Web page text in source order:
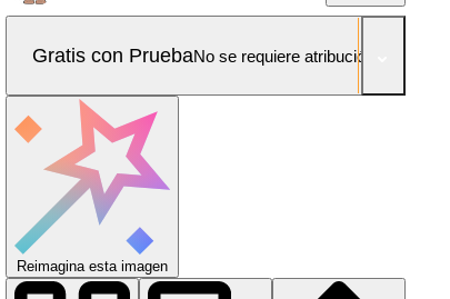
Gratis con PruebaNo se requiere atribución!
Reimagina esta imagen